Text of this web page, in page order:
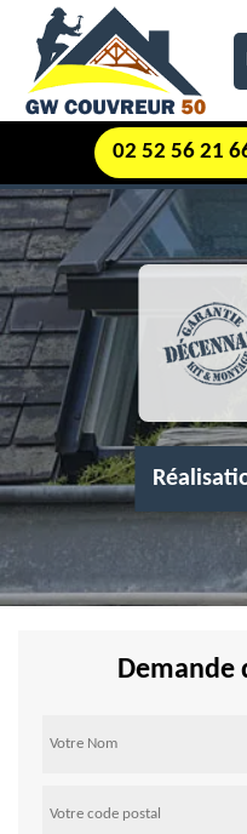
02 52 56 21
Demande